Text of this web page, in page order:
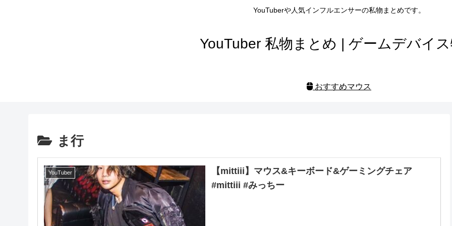
YouTuberや人気インフルエンサーの私物まとめです。
YouTuber 私物まとめ | ゲームデバイ
おすすめマウス
ま行
YouTuber
【mittiii】マウス&キーボード&ゲーミングチェア
#mittiii #みっちー